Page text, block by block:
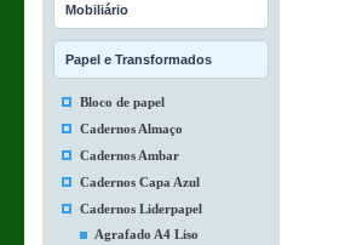
Mobiliário
Papel e Transformados
Bloco de papel
Cadernos Almaço
Cadernos Ambar
Cadernos Capa Azul
Cadernos Liderpapel
Agrafado A4 Liso